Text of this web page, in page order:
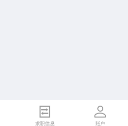
求职信息 账户